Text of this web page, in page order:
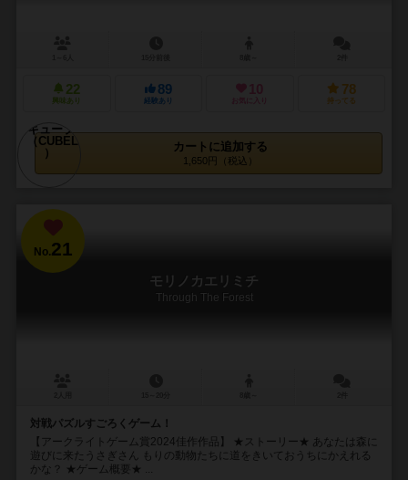
22
興味あり
89
経験あり
10
お気に入り
78
持ってる
カートに追加する
1,650円（税込）
No.21
モリノカエリミチ
Through The Forest
対戦パズルすごろくゲーム！
【アークライトゲーム賞2024佳作作品】 ★ストーリー★ あなたは森に
遊びに来たうさぎさん もりの動物たちに道をきいておうちにかえれる
かな？ ★ゲーム概要★ ...